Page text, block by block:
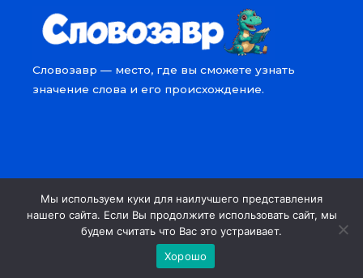
Словозавр — место, где вы сможете узнать
значение слова и его происхождение.
Copyright © 2026 Словозавр
Powered by Словозавр
Мы используем куки для наилучшего представления
нашего сайта. Если Вы продолжите использовать сайт, мы
будем считать что Вас это устраивает.
Хорошо